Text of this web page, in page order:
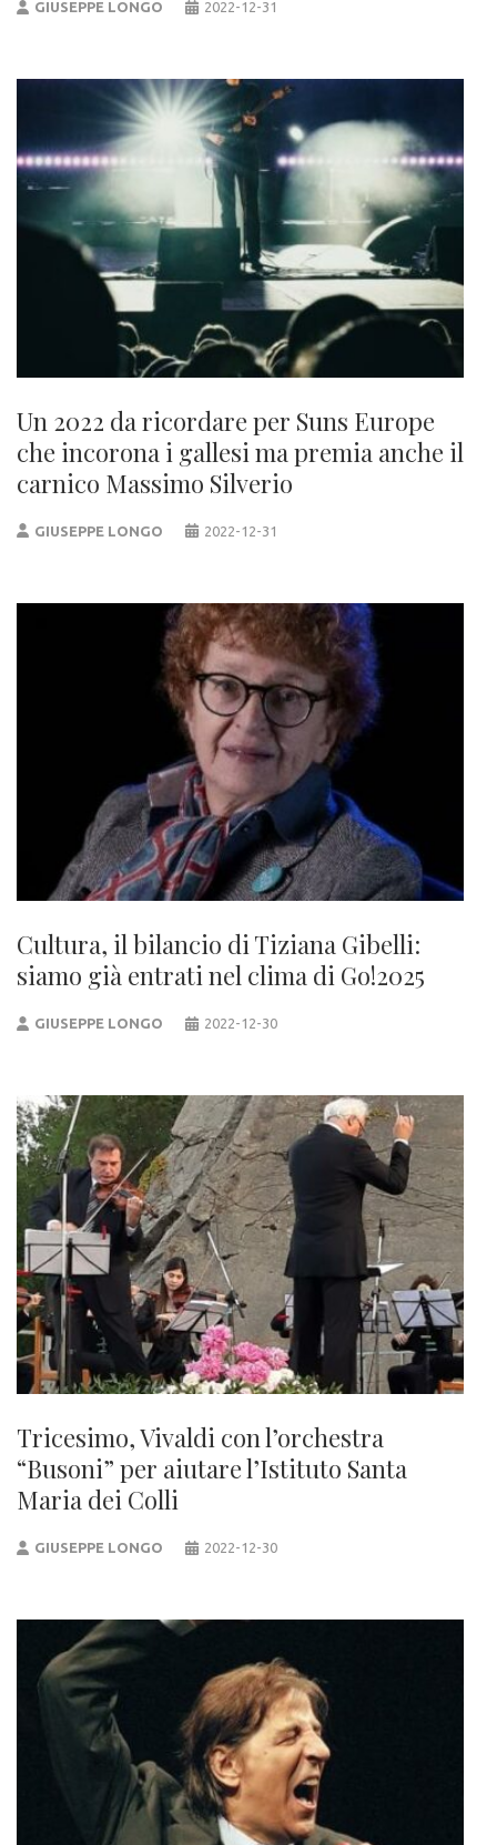
GIUSEPPE LONGO 2022-12-31
Un 2022 da ricordare per Suns Europe
che incorona i gallesi ma premia anche il
carnico Massimo Silverio
GIUSEPPE LONGO 2022-12-31
Cultura, il bilancio di Tiziana Gibelli:
siamo già entrati nel clima di Go!2025
GIUSEPPE LONGO 2022-12-30
Tricesimo, Vivaldi con l’orchestra
“Busoni” per aiutare l’Istituto Santa
Maria dei Colli
GIUSEPPE LONGO 2022-12-30